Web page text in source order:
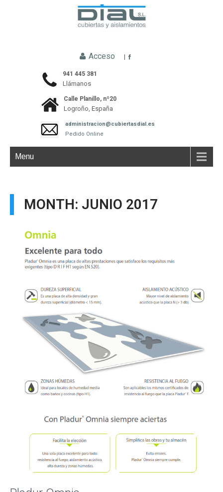
Acceso |
941 445 381
Llámanos
Calle Planillo, nº20
Logroño, España
administracion@cubiertasdial.es
Pedido Online
Menu
MONTH: JUNIO 2017